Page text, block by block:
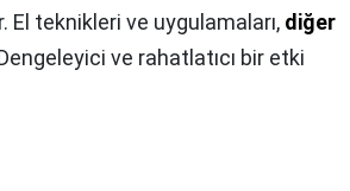
teknikleri ve uygulamaları, diğer
ve rahatlatıcı bir etki